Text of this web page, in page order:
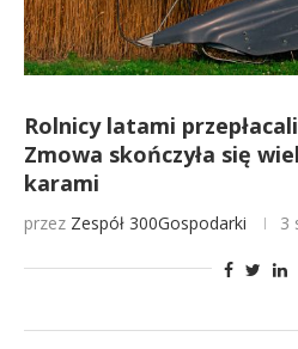
Rolnicy latami
Zmowa skończyła się
karami
przez Zespół 300Gospodarki 3